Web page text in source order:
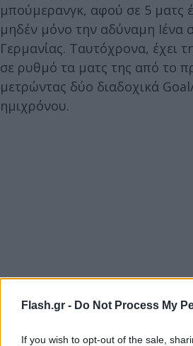
Flash.gr - Do Not Process My
If you wish to opt-out of the sale,
μπούμερανγκ, αφού σε 5 ματς
μηδέν μόνο την αδύναμη Ιένα
Γερμανίας. Ταυτόχρονα, έχει
σε ρυθμό τα ματς της από το
μετρώντας δύο διαδοχικά
ημιχρόνου.